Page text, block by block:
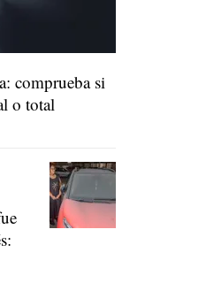
comprueba si
o total